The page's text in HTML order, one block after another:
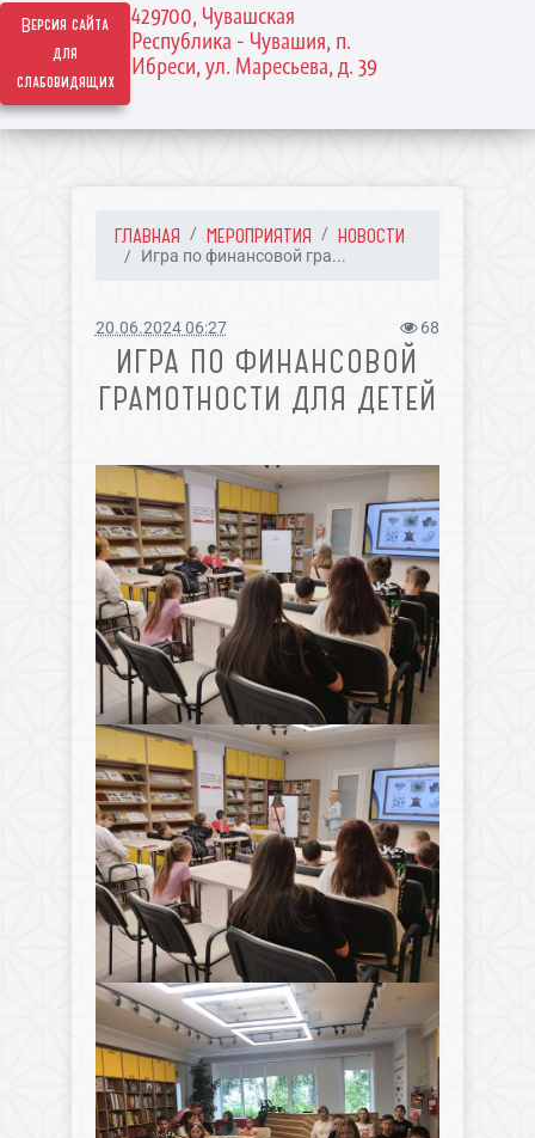
Версия сайта
для
слабовидящих
429700, Чувашская
Республика - Чувашия, п.
Ибреси, ул. Маресьева, д. 39
ГЛАВНАЯ МЕРОПРИЯТИЯ НОВОСТИ
Игра по финансовой гра...
20.06.2024 06:27 68
ИГРА ПО ФИНАНСОВОЙ
ГРАМОТНОСТИ ДЛЯ ДЕТЕЙ